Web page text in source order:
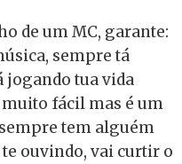
de um MC, garante:
sempre tá
jogando tua vida
fácil mas é um
tem alguém
ouvindo, vai curtir o